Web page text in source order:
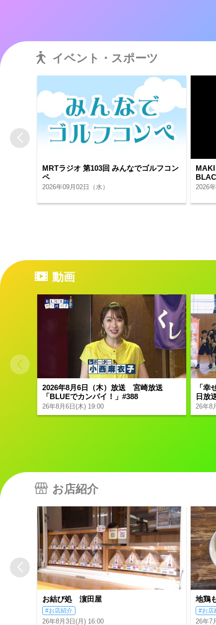
イベント・スポーツ
MRTラジオ 第103回 みんなでゴルフコン
ペ
2026年09月02日（水） 2026
動画
2026年8月6日（木）放送 宮崎放送
「BLUEでカンパイ！」#388
26年8月6日(木) 19:00
「幸
日放
26年8
お店紹介
お結び処 濵田屋
#お店紹介
26年8月3日(月) 16:00
地鶏
#お店
26年7